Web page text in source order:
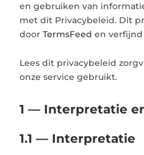
en gebruiken van
met dit Privacybeleid. Dit
door TermsFeed en
Lees dit privacybeleid
onze service gebruikt.
1 — Interpretatie
1.1 — Interpretatie